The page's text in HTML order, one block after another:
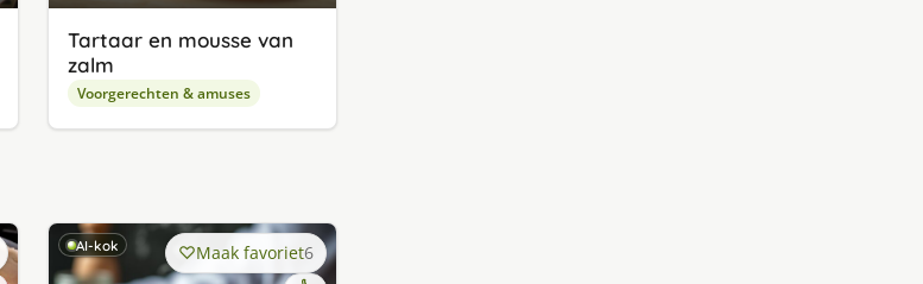
Tartaar en mousse van
zalm
Voorgerechten & amuses
AI-kok Maak favoriet6